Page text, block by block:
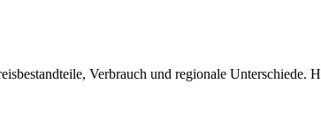
Verbrauch und regionale